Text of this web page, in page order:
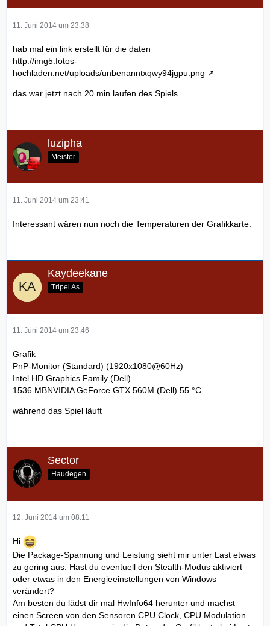
11. Juni 2014 um 23:38
hab mal ein link erstellt für die daten
http://img5.fotos-
hochladen.net/uploads/unbenanntxqwy94jgpu.png
das war jetzt nach 20 min laufen des Spiels
luzipha
Meister
11. Juni 2014 um 23:41
Interessant wären nun noch die Temperaturen der Grafikkarte.
Kaydeekane
Tripel As
11. Juni 2014 um 23:46
Grafik
PnP-Monitor (Standard) (1920x1080@60Hz)
Intel HD Graphics Family (Dell)
1536 MBNVIDIA GeForce GTX 560M (Dell) 55 °C
während das Spiel läuft
Sector
Haudegen
12. Juni 2014 um 08:11
Hi
Die Package-Spannung und Leistung sieht mir unter Last etwas
zu gering aus. Hast du eventuell den Stealth-Modus aktiviert
oder etwas in den Energieeinstellungen von Windows
verändert?
Am besten du lädst dir mal HwInfo64 herunter und machst
einen Screen von den Sensoren CPU Clock, CPU Modulation